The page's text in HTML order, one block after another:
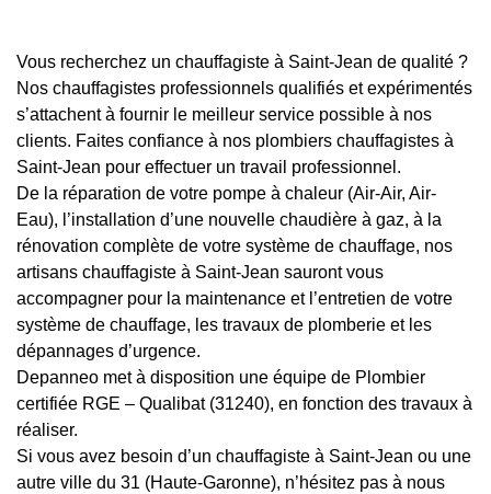
Vous recherchez un chauffagiste à Saint-Jean de qualité ?
Nos chauffagistes professionnels qualifiés et expérimentés
s’attachent à fournir le meilleur service possible à nos
clients. Faites confiance à nos plombiers chauffagistes à
Saint-Jean pour effectuer un travail professionnel.
De la réparation de votre pompe à chaleur (Air-Air, Air-
Eau), l’installation d’une nouvelle chaudière à gaz, à la
rénovation complète de votre système de chauffage, nos
artisans chauffagiste à Saint-Jean sauront vous
accompagner pour la maintenance et l’entretien de votre
système de chauffage, les travaux de plomberie et les
dépannages d’urgence.
Depanneo met à disposition une équipe de Plombier
certifiée RGE – Qualibat (31240), en fonction des travaux à
réaliser.
Si vous avez besoin d’un chauffagiste à Saint-Jean ou une
autre ville du 31 (Haute-Garonne), n’hésitez pas à nous